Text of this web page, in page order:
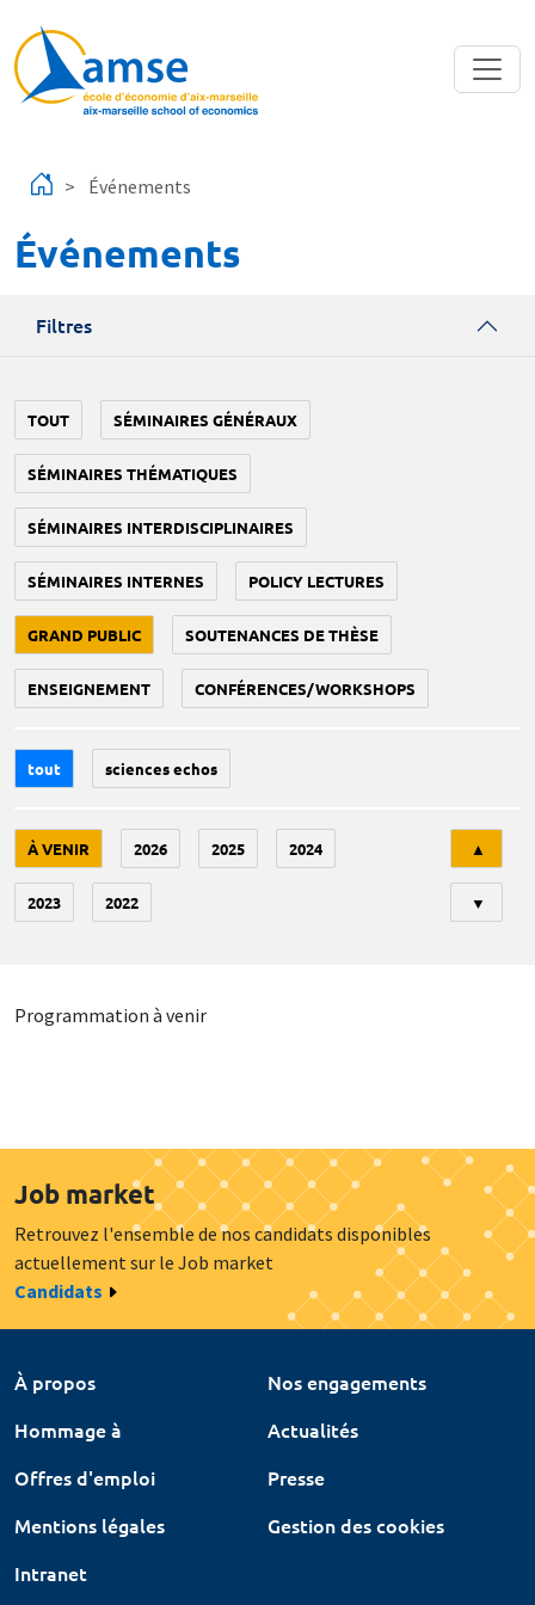
Événements
Événements
Filtres
TOUT SÉMINAIRES GÉNÉRAUX
SÉMINAIRES THÉMATIQUES
SÉMINAIRES INTERDISCIPLINAIRES
SÉMINAIRES INTERNES POLICY LECTURES
GRAND PUBLIC SOUTENANCES DE THÈSE
ENSEIGNEMENT CONFÉRENCES/WORKSHOPS
tout sciences echos
À VENIR 2026 2025 2024
2023 2022
▲
▼
Programmation à venir
Job market
Retrouvez l'ensemble de nos candidats disponibles
actuellement sur le Job market
Candidats
À propos
Nos engagements
Hommage à
Actualités
Offres d'emploi
Presse
Mentions légales
Gestion des cookies
Intranet